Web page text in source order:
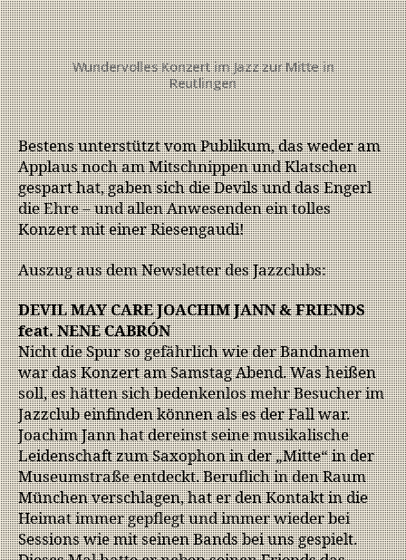
Wundervolles Konzert im Jazz zur Mitte in
Reutlingen
Bestens unterstützt vom Publikum, das weder am
Applaus noch am Mitschnippen und Klatschen
gespart hat, gaben sich die Devils und das Engerl
die Ehre – und allen Anwesenden ein tolles
Konzert mit einer Riesengaudi!
Auszug aus dem Newsletter des Jazzclubs:
DEVIL MAY CARE JOACHIM JANN & FRIENDS
feat. NENE CABRÓN
Nicht die Spur so gefährlich wie der Bandnamen
war das Konzert am Samstag Abend. Was heißen
soll, es hätten sich bedenkenlos mehr Besucher im
Jazzclub einfinden können als es der Fall war.
Joachim Jann hat dereinst seine musikalische
Leidenschaft zum Saxophon in der „Mitte“ in der
Museumstraße entdeckt. Beruflich in den Raum
München verschlagen, hat er den Kontakt in die
Heimat immer gepflegt und immer wieder bei
Sessions wie mit seinen Bands bei uns gespielt.